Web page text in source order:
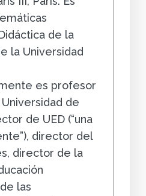
de la
la Universidad
es profesor
de
de UED (“una
director del
director de la
las